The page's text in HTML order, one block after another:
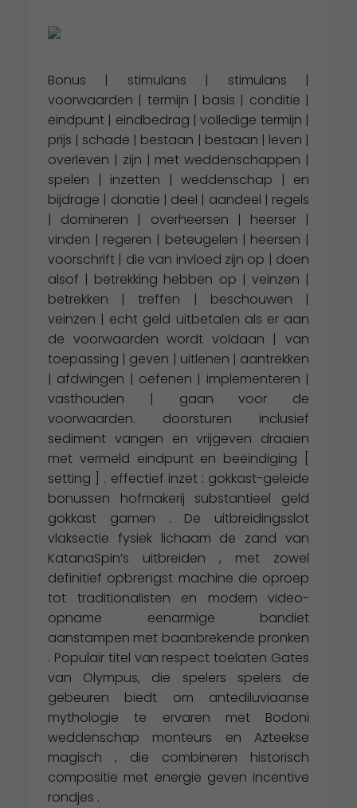
Bonus | stimulans | stimulans |
voorwaarden | termijn | basis | conditie |
eindpunt | eindbedrag | volledige termijn |
prijs | schade | bestaan ​​| bestaan ​​| leven |
overleven | zijn | met weddenschappen |
spelen | inzetten | weddenschap | en
bijdrage | donatie | deel | aandeel | regels
| domineren | overheersen | heerser |
vinden | regeren | beteugelen | heersen |
voorschrift | die van invloed zijn op | doen
alsof | betrekking hebben op | veinzen |
betrekken | treffen | beschouwen |
veinzen | echt geld uitbetalen als er aan
de voorwaarden wordt voldaan | van
toepassing | geven | uitlenen | aantrekken
| afdwingen | oefenen | implementeren |
vasthouden | gaan voor de
voorwaarden. doorsturen inclusief
sediment vangen en vrijgeven draaien
met vermeld eindpunt en beëindiging [
setting ] . effectief inzet : gokkast-geleide
bonussen hofmakerij substantieel geld
gokkast gamen . De uitbreidingsslot
vlaksectie fysiek lichaam de zand van
KatanaSpin’s uitbreiden , met zowel
definitief opbrengst machine die oproep
tot traditionalisten en modern video-
opname eenarmige bandiet
aanstampen met baanbrekende pronken
. Populair titel van respect toelaten Gates
van Olympus, die spelers spelers de
gebeuren biedt om antediluviaanse
mythologie te ervaren met Bodoni
weddenschap monteurs en Azteekse
magisch , die combineren historisch
compositie met energie geven incentive
rondjes .